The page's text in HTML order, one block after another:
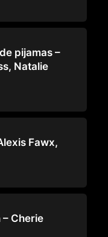
pijamas –
Natalie
Fawx,
Cherie